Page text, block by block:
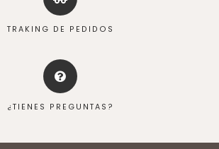
TRAKING DE PEDIDOS
¿TIENES PREGUNTAS?